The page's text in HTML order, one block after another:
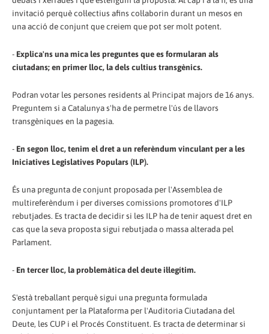
invitació perquè col·lectius afins col·laborin durant un mesos en
una acció de conjunt que creiem que pot ser molt potent.
- Explica'ns una mica les preguntes que es formularan als
ciutadans; en primer lloc, la dels cultius transgènics.
Podran votar les persones residents al Principat majors de 16 anys.
Preguntem si a Catalunya s'ha de permetre l'ús de llavors
transgèniques en la pagesia.
- En segon lloc, tenim el dret a un referèndum vinculant per a les
Iniciatives Legislatives Populars (ILP).
És una pregunta de conjunt proposada per l'Assemblea de
multireferèndum i per diverses comissions promotores d'ILP
rebutjades. Es tracta de decidir si les ILP ha de tenir aquest dret en
cas que la seva proposta sigui rebutjada o massa alterada pel
Parlament.
- En tercer lloc, la problemàtica del deute il·legítim.
S'està treballant perquè sigui una pregunta formulada
conjuntament per la Plataforma per l'Auditoria Ciutadana del
Deute, les CUP i el Procés Constituent. Es tracta de determinar si